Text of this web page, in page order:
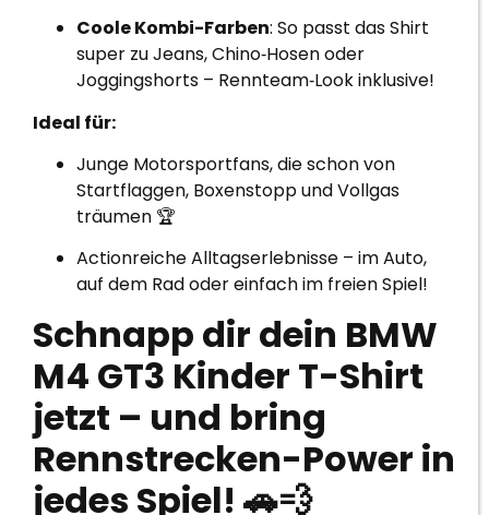
Coole Kombi-Farben: So passt das Shirt
super zu Jeans, Chino‑Hosen oder
Joggingshorts – Rennteam‑Look inklusive!
Ideal für:
Junge Motorsportfans, die schon von
Startflaggen, Boxenstopp und Vollgas
träumen 🏆
Actionreiche Alltagserlebnisse – im Auto,
auf dem Rad oder einfach im freien Spiel!
Schnapp dir dein BMW
M4 GT3 Kinder T-Shirt
jetzt – und bring
Rennstrecken-Power in
jedes Spiel! 🚗💨